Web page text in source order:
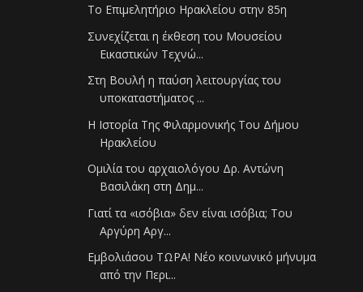
Το Επιμελητήριο Ηρακλείου στην 85η
Συνεχίζεται η έκθεση του Μουσείου
Εικαστικών Τεχνώ...
Στη Βουλή η παύση λειτουργίας του
υποκαταστήματος ...
Η Ιστορία Της Φιλαρμονικής Του Δήμου
Ηρακλείου
Ομιλία του αρχαιολόγου Δρ. Αντώνη
Βασιλάκη στη Δημ...
Γιατί τα «ισόβια» δεν είναι ισόβια; Του
Αργύρη Αργ...
Εμβολιάσου ΤΩΡΑ! Νέο κοινωνικό μήνυμα
από την Περι...